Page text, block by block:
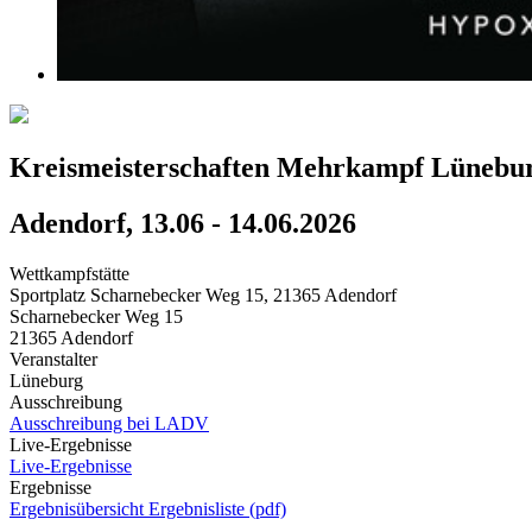
Kreismeisterschaften Mehrkampf
Adendorf, 13.06 - 14.06.2026
Wettkampfstätte
Sportplatz Scharnebecker Weg 15, 21365 Adendorf
Scharnebecker Weg 15
21365 Adendorf
Veranstalter
Lüneburg
Ausschreibung
Ausschreibung bei LADV
Live-Ergebnisse
Live-Ergebnisse
Ergebnisse
Ergebnisübersicht Ergebnisliste (pdf)